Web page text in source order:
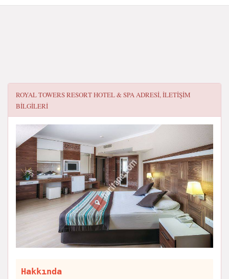
ROYAL TOWERS RESORT HOTEL & SPAADRESI, ILETIŞIM
BILGILERI
Hakkında